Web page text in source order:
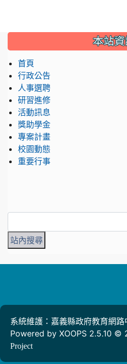
::: 本站資
首頁
行政公告
人事選聘
研習進修
活動訊息
獎助學金
專案計畫
校園動態
重要行事
系統維護：嘉義縣政府教育網路
Powered by XOOPS 2.5.10 ©
Project